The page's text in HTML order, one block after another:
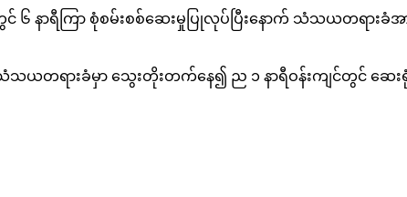
င် ၆ နာရီကြာ စုံစမ်းစစ်ဆေးမှုပြုလုပ်ပြီးနောက် သံသယတရာ
တရားခံမှာ သွေးတိုးတက်နေ၍ ည ၁ နာရီဝန်းကျင်တွင် ဆေး